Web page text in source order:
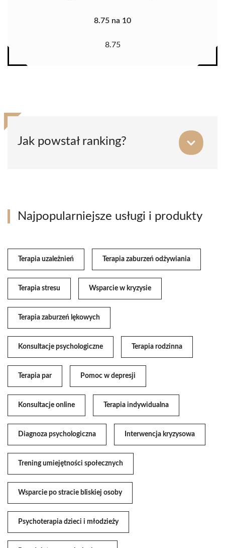
8.75 na 10
8.75
Jak powstał ranking?
Najpopularniejsze usługi i produkty
Terapia uzależnień Terapia zaburzeń odżywiania
Terapia stresu Wsparcie w kryzysie
Terapia zaburzeń lękowych
Konsultacje psychologiczne Terapia rodzinna
Terapia par Pomoc w depresji
Konsultacje online Terapia indywidualna
Diagnoza psychologiczna Interwencja kryzysowa
Trening umiejętności społecznych
Wsparcie po stracie bliskiej osoby
Psychoterapia dzieci i młodzieży